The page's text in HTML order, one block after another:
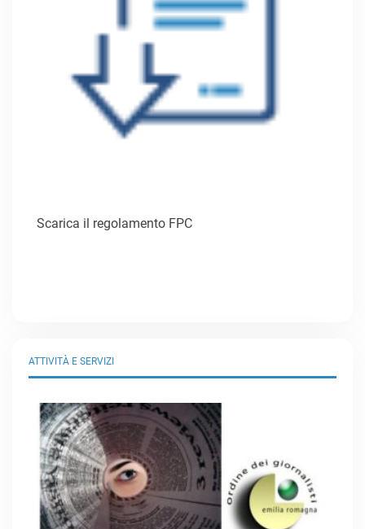
Scarica il regolamento FPC
ATTIVITÀ E SERVIZI